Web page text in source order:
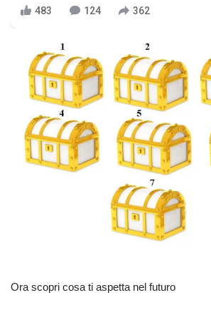
483 124 362
Ora scopri cosa ti aspetta nel futuro